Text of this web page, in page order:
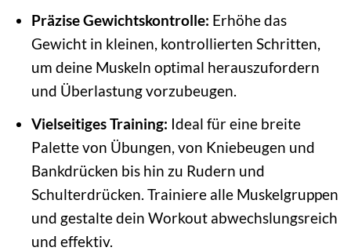
Präzise Gewichtskontrolle: Erhöhe das
Gewicht in kleinen, kontrollierten Schritten,
um deine Muskeln optimal herauszufordern
und Überlastung vorzubeugen.
Vielseitiges Training: Ideal für eine breite
Palette von Übungen, von Kniebeugen und
Bankdrücken bis hin zu Rudern und
Schulterdrücken. Trainiere alle Muskelgruppen
und gestalte dein Workout abwechslungsreich
und effektiv.